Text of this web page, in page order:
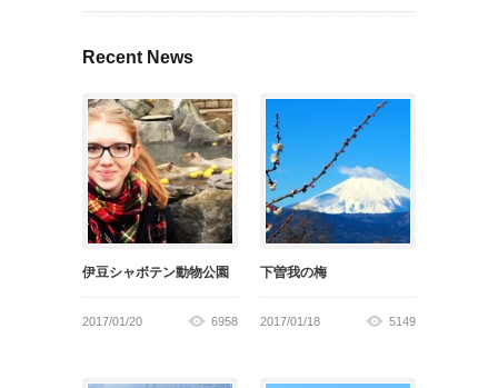
Recent News
伊豆シャボテン動物公園
2017/01/20 6958
下曽我の梅
2017/01/18 5149